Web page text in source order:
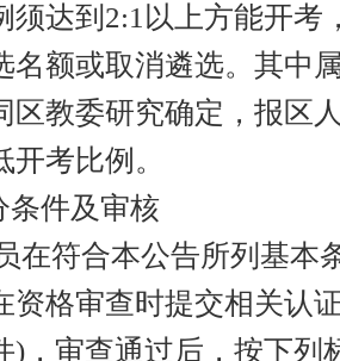
须达到2:1以上方能开考
名额或取消遴选。其中
区教委研究确定，报区
考比例。
条件及审核
在符合本公告所列基本
资格审查时提交相关认
)，审查通过后，按下列